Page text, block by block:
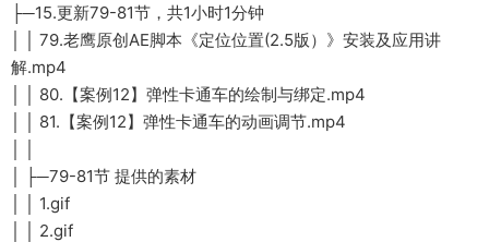
├─15.更新79-81节，共1小时1分钟
│ │ 79.老鹰原创AE脚本《定位位置(2.5版）》安装及应用讲
解.mp4
│ │ 80.【案例12】弹性卡通车的绘制与绑定.mp4
│ │ 81.【案例12】弹性卡通车的动画调节.mp4
│ ├─79-81节 提供的素材
│ │ 1.gif
│ │ 2.gif